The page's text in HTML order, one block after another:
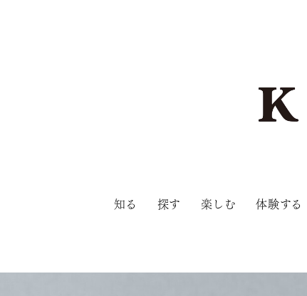
知る 探す 楽しむ 体験する